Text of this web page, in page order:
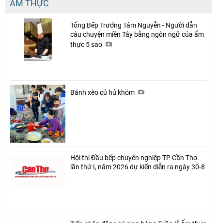
ẨM THỰC
Tổng Bếp Trưởng Tâm Nguyễn - Người dẫn
câu chuyện miền Tây bằng ngôn ngữ của ẩm
thực 5 sao
Bánh xèo củ hủ khóm
Hội thi Đầu bếp chuyên nghiệp TP Cần Thơ
lần thứ I, năm 2026 dự kiến diễn ra ngày 30-8